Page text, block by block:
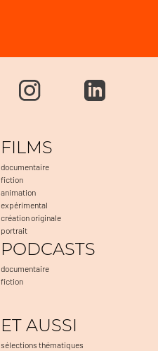
FILMS
documentaire
fiction
animation
expérimental
création originale
portrait
PODCASTS
documentaire
fiction
ET AUSSI
sélections thématiques